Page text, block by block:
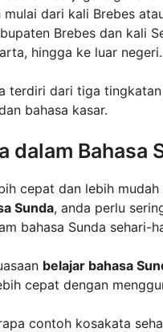
mulai dari kali Brebes
Brebes dan kali
hingga ke luar negeri.
terdiri dari tiga
bahasa kasar.
dalam Bahasa
cepat dan lebih mudah
Sunda, anda perlu
bahasa Sunda sehari-
belajar bahasa
cepat dengan
contoh kosakata